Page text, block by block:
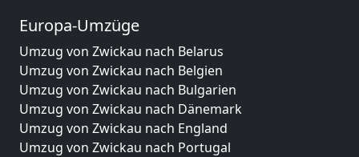
Europa-Umzüge
Umzug von Zwickau nach Belarus
Umzug von Zwickau nach Belgien
Umzug von Zwickau nach Bulgarien
Umzug von Zwickau nach Dänemark
Umzug von Zwickau nach England
Umzug von Zwickau nach Portugal